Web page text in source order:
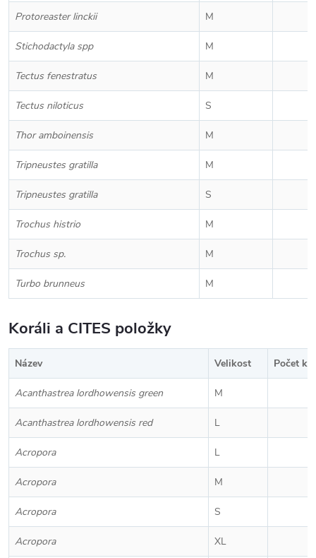
Protoreaster linckii M
Stichodactyla spp M
Tectus fenestratus M
Tectus niloticus S
Thor amboinensis M
Tripneustes gratilla M
Tripneustes gratilla S
Trochus histrio M
Trochus sp. M
Turbo brunneus M
Koráli a CITES položky
Název Velikost Počet
Acanthastrea lordhowensis green M
Acanthastrea lordhowensis red L
Acropora L
Acropora M
Acropora S
Acropora XL